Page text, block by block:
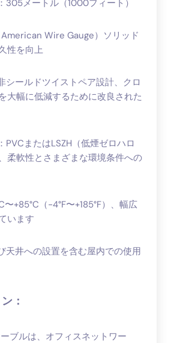
305メートル（1000フィート）
Wire Gauge）ソリッド
性を向上
シールドツイストペア設計、クロ
大幅に低減するために改良された
PVCまたはLSZH（低煙ゼロハロ
柔軟性とさまざまな環境条件への
+85°C（-4°F〜+185°F）、幅広
います
天井への設置を含む屋内での使用
：
ブルは、オフィスネットワー